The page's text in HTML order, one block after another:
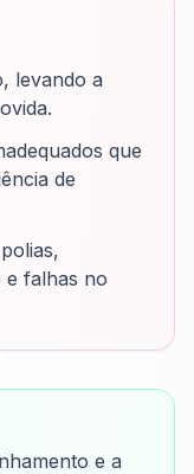
levando a
que
de
e falhas no
e a